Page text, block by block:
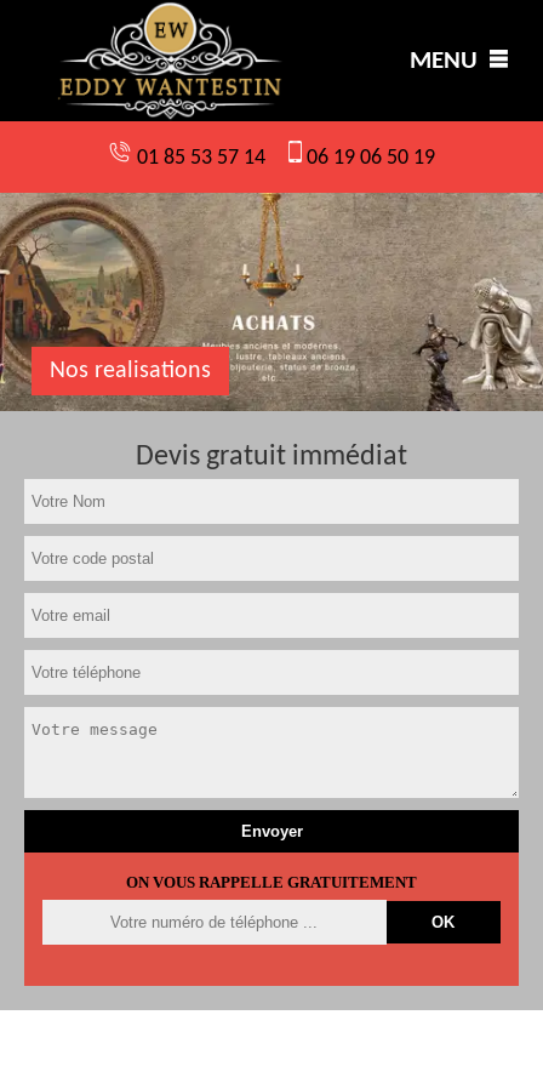
MENU
01 85 53 57 14 06 19 06 50 19
Nos realisations
Devis gratuit immédiat
ON VOUS RAPPELLE GRATUITEMENT